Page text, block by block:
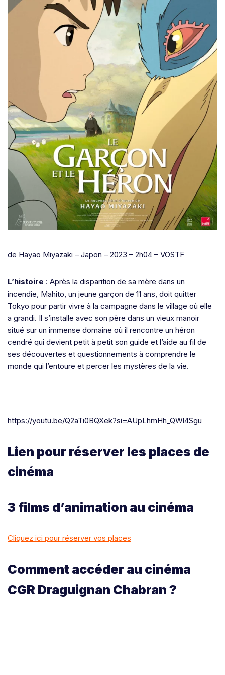
de Hayao Miyazaki – Japon – 2023 – 2h04 – VOSTF
L’histoire : Après la disparition de sa mère dans un
incendie, Mahito, un jeune garçon de 11 ans, doit quitter
Tokyo pour partir vivre à la campagne dans le village où elle
a grandi. Il s’installe avec son père dans un vieux manoir
situé sur un immense domaine où il rencontre un héron
cendré qui devient petit à petit son guide et l’aide au fil de
ses découvertes et questionnements à comprendre le
monde qui l’entoure et percer les mystères de la vie.
https://youtu.be/Q2aTi0BQXek?si=AUpLhmHh_QWl4Sgu
Lien pour réserver les places de
cinéma
3 films d’animation au cinéma
Cliquez ici pour réserver vos places
Comment accéder au cinéma
CGR Draguignan Chabran ?